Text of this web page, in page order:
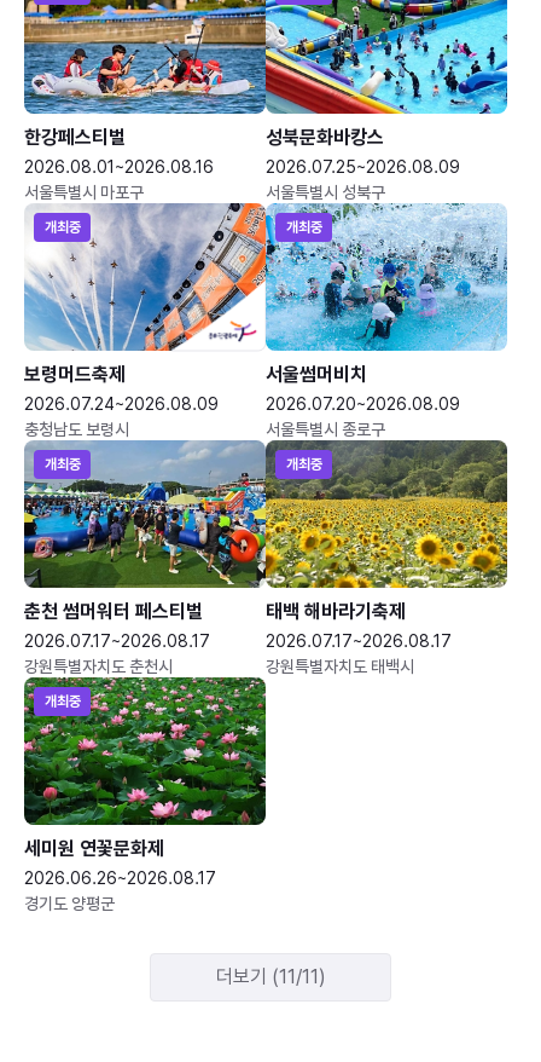
한강페스티벌
2026.08.01~2026.08.16
서울특별시 마포구
성북문화바캉스
2026.07.25~2026.08.09
서울특별시 성북구
개최중
보령머드축제
2026.07.24~2026.08.09
충청남도 보령시
개최중
서울썸머비치
2026.07.20~2026.08.09
서울특별시 종로구
개최중
춘천 썸머워터 페스티벌
2026.07.17~2026.08.17
강원특별자치도 춘천시
개최중
태백 해바라기축제
2026.07.17~2026.08.17
강원특별자치도 태백시
개최중
세미원 연꽃문화제
2026.06.26~2026.08.17
경기도 양평군
더보기 (11/11)